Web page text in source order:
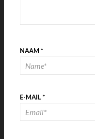
NAAM *
E-MAIL*